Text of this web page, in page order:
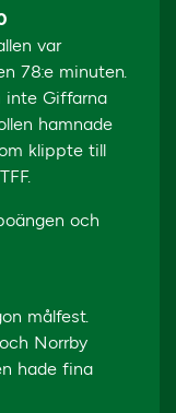
var
78:e minuten.
inte Giffarna
hamnade
klippte till
och
målfest.
Norrby
hade fina